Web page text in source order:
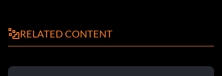
RELATED CONTENT